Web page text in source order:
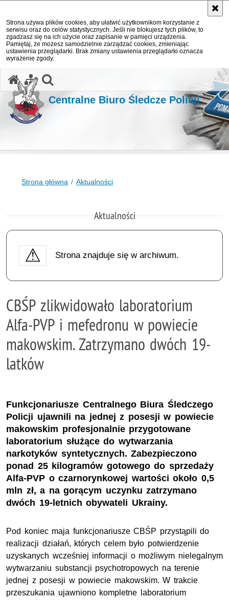
Strona używa plików cookies, aby ułatwić użytkownikom korzystanie z
serwisu oraz do celów statystycznych. Jeśli nie blokujesz tych plików, to
zgadzasz się na ich użycie oraz zapisanie w pamięci urządzenia.
Pamiętaj, że możesz samodzielnie zarządzać cookies, zmieniając
ustawienia przeglądarki. Brak zmiany ustawienia przeglądarki oznacza
wyrażenie zgody.
Centralne Biuro Śledcze Policji
Strona główna Aktualności
Aktualności
Strona znajduje się w archiwum.
CBŚP zlikwidowało laboratorium
Alfa-PVP i mefedronu w powiecie
makowskim. Zatrzymano dwóch 19-
latków
Funkcjonariusze Centralnego Biura Śledczego
Policji ujawnili na jednej z posesji w powiecie
makowskim profesjonalnie przygotowane
laboratorium służące do wytwarzania
narkotyków syntetycznych. Zabezpieczono
ponad 25 kilogramów gotowego do sprzedaży
Alfa-PVP o czarnorynkowej wartości około 0,5
mln zł, a na gorącym uczynku zatrzymano
dwóch 19-letnich obywateli Ukrainy.
Pod koniec maja funkcjonariusze CBŚP przystąpili do
realizacji działań, których celem było potwierdzenie
uzyskanych wcześniej informacji o możliwym nielegalnym
wytwarzaniu substancji psychotropowych na terenie
jednej z posesji w powiecie makowskim. W trakcie
przeszukania ujawniono kompletne laboratorium